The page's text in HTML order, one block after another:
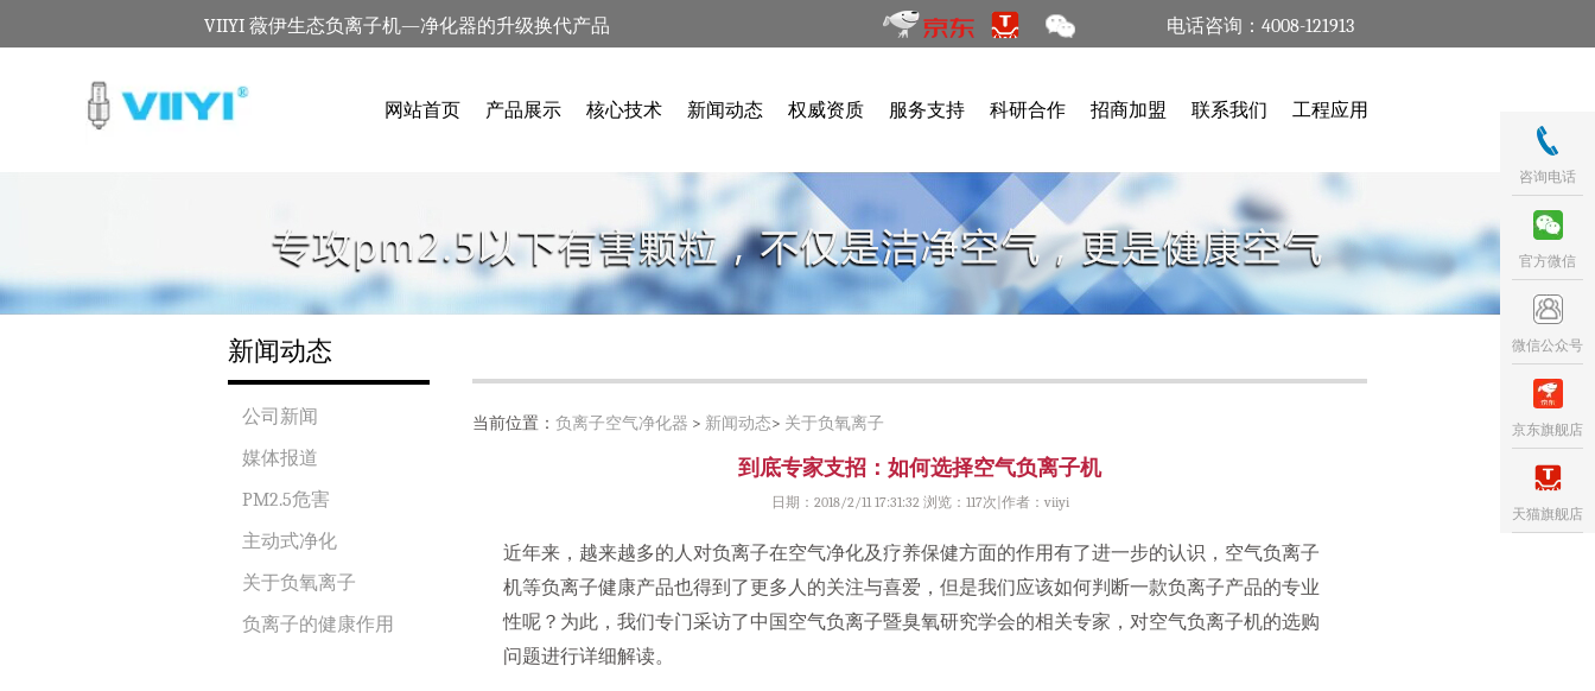
VIIYI 薇伊生态负离子机—净化器的升级换代产品 电话咨询：4008-121913
网站首页 产品展示 核心技术 新闻动态 权威资质 服务支持 科研合作 招商加盟 联系我们 工程应用
新闻动态
公司新闻
媒体报道
PM2.5危害
主动式净化
关于负氧离子
负离子的健康作用
当前位置： 负离子空气净化器 > 新闻动态> 关于负氧离子
到底专家支招：如何选择空气负离子机
日期：2018/2/11 17:31:32 浏览： 117次|作者：viiyi
近年来，越来越多的人对负离子在空气净化及疗养保健方面的作用有了进一步的认识，空气负离子
机等负离子健康产品也得到了更多人的关注与喜爱，但是我们应该如何判断一款负离子产品的专业
性呢？为此，我们专门采访了中国空气负离子暨臭氧研究学会的相关专家，对空气负离子机的选购
问题进行详细解读。
咨询电话
官方微信
微信公众号
京东旗舰店
天猫旗舰店